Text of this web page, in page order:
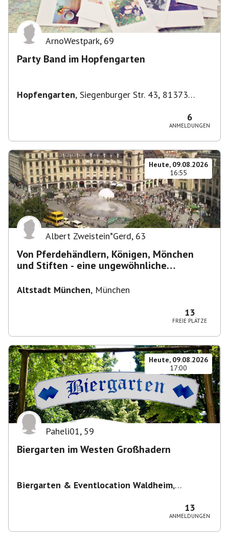
ArnoWestpark, 69
Party Band im Hopfengarten
Hopfengarten, Siegenburger Str. 43, 81373
6
ANMELDUNGEN
Heute, 09.08.2026
16:55
Albert Zweistein*Gerd, 63
Von Pferdehändlern, Königen, Mönchen
und Stiften - eine ungewöhnliche
Altstadt München, München
13
FREIE PLÄTZE
Heute, 09.08.2026
17:00
Paheli01, 59
Biergarten im Westen Großhadern
Biergarten & Eventlocation Waldheim,
13
ANMELDUNGEN